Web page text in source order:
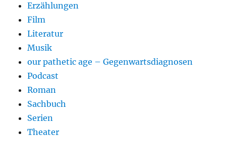
Erzählungen
Film
Literatur
Musik
our pathetic age – Gegenwartsdiagnosen
Podcast
Roman
Sachbuch
Serien
Theater